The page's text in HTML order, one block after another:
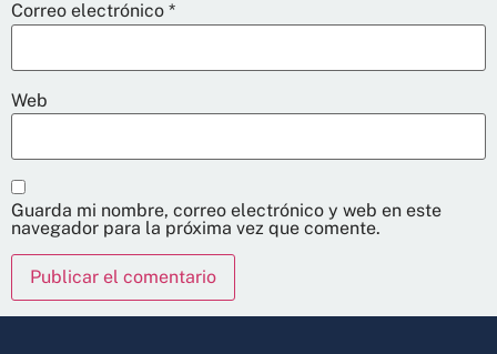
Correo electrónico *
Web
Guarda mi nombre, correo electrónico y web en este
navegador para la próxima vez que comente.